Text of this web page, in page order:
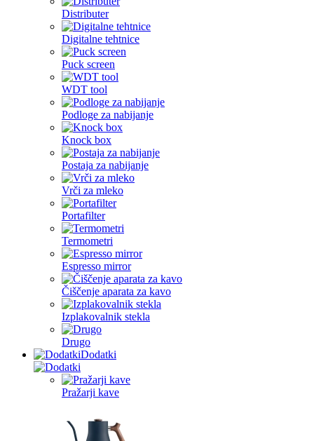
Distributer
Digitalne tehtnice
Puck screen
WDT tool
Podloge za nabijanje
Knock box
Postaja za nabijanje
Vrči za mleko
Portafilter
Termometri
Espresso mirror
Čiščenje aparata za kavo
Izplakovalnik stekla
Drugo
Dodatki
Pražarji kave